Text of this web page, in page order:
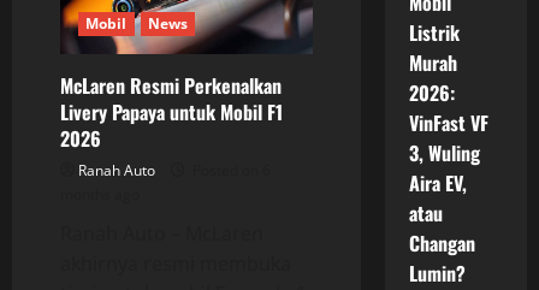
Performa
dan
Teknologi
Mobil News
McLaren Resmi Perkenalkan
Livery Papaya untuk Mobil F1
2026
Ranah Auto
Listrik
Murah
2026:
VinFast VF
3, Wuling
Aira EV,
atau
Changan
Lumin?